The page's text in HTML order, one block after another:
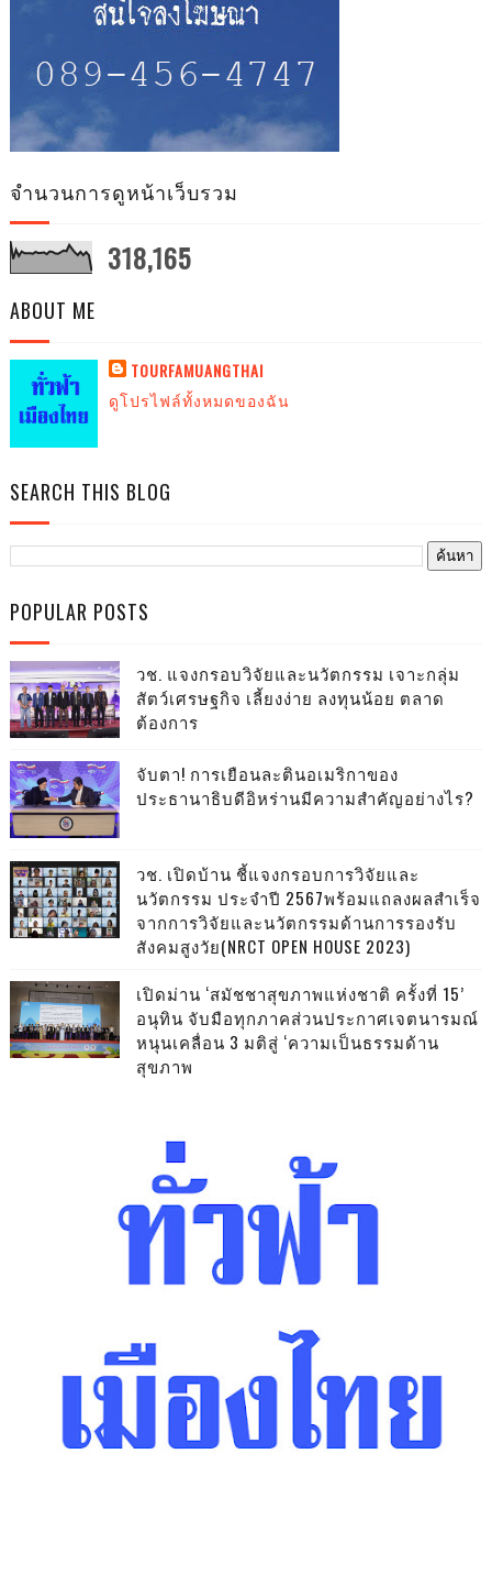
จำนวนการดูหน้าเว็บรวม
318,165
ABOUT ME
TOURFAMUANGTHAI
ดูโปรไฟล์ทั้งหมดของฉัน
SEARCH THIS BLOG
POPULAR POSTS
วช. แจงกรอบวิจัยและนวัตกรรม เจาะกลุ่ม
สัตว์เศรษฐกิจ เลี้ยงง่าย ลงทุนน้อย ตลาด
ต้องการ
จับตา! การเยือนละตินอเมริกาของ
ประธานาธิบดีอิหร่านมีความสำคัญอย่างไร?
วช. เปิดบ้าน ชี้แจงกรอบการวิจัยและ
นวัตกรรม ประจำปี 2567พร้อมแถลงผลสำเร็จ
จากการวิจัยและนวัตกรรมด้านการรองรับ
สังคมสูงวัย(NRCT OPEN HOUSE 2023)
เปิดม่าน ‘สมัชชาสุขภาพแห่งชาติ ครั้งที่ 15’
อนุทิน จับมือทุกภาคส่วนประกาศเจตนารมณ์
หนุนเคลื่อน 3 มติสู่ ‘ความเป็นธรรมด้าน
สุขภาพ